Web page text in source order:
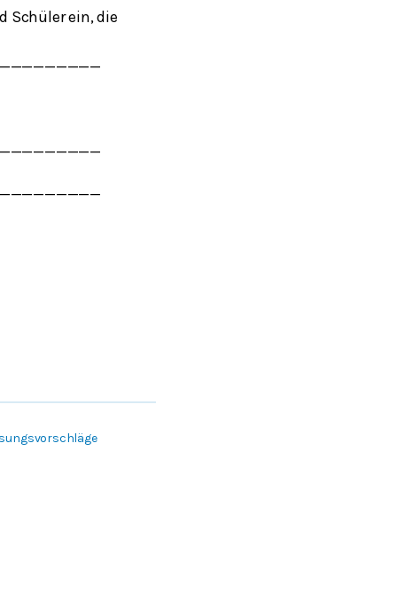
Schüler ein, die